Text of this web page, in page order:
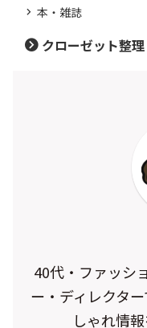
本・雑誌
クローゼット整理
40代・ファッシ
ー・ディレクタ
しゃれ情